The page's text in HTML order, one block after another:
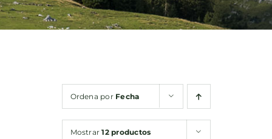
Bebidas
Ordena por Fecha
Mostrar12 productos